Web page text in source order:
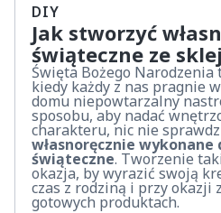
DIY
Jak stworzyć
świąteczne ze
Święta Bożego Narodzenia
kiedy każdy z nas pragnie
domu niepowtarzalny
sposobu, aby nadać
charakteru, nic nie
własnoręcznie wykonane
świąteczne. Tworzenie
okazja, by wyrazić swoją
czas z rodziną i przy okazji
gotowych produktach.